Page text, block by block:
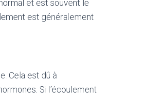
et est souvent le
est généralement
Cela est dû à
Si l’écoulement